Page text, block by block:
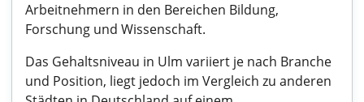
Arbeitnehmern in den Bereichen Bildung,
Forschung und Wissenschaft.
Das Gehaltsniveau in Ulm variiert je nach Branche
und Position, liegt jedoch im Vergleich zu anderen